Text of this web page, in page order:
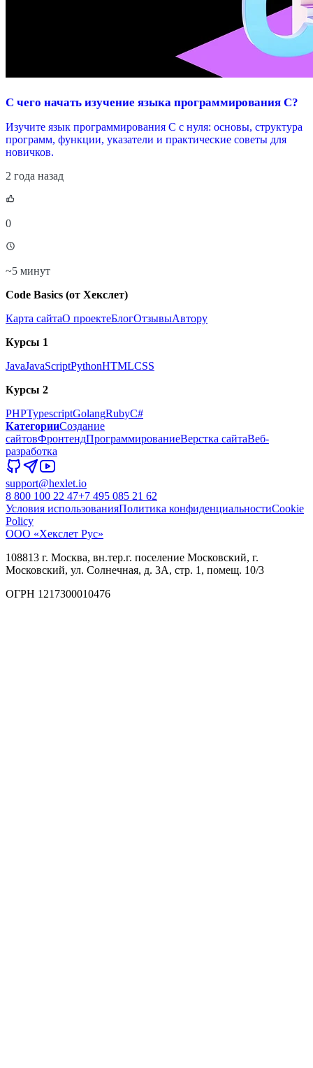
С чего начать изучение языка программирования С?
Изучите язык программирования С с нуля: основы, структура
программ, функции, указатели и практические советы для
новичков.
2 года назад
0
~5 минут
Code Basics (от Хекслет)
Карта сайтаО проектеБлогОтзывыАвтору
Курсы 1
JavaJavaScriptPythonHTMLCSS
Курсы 2
PHPTypescriptGolangRubyC#
КатегорииСоздание
сайтовФронтендПрограммированиеВерстка сайтаВеб-
разработка
support@hexlet.io
8 800 100 22 47+7 495 085 21 62
Условия использованияПолитика конфиденциальностиCookie
Policy
ООО «Хекслет Рус»
108813 г. Москва, вн.тер.г. поселение Московский, г.
Московский, ул. Солнечная, д. 3А, стр. 1, помещ. 10/3
ОГРН 1217300010476